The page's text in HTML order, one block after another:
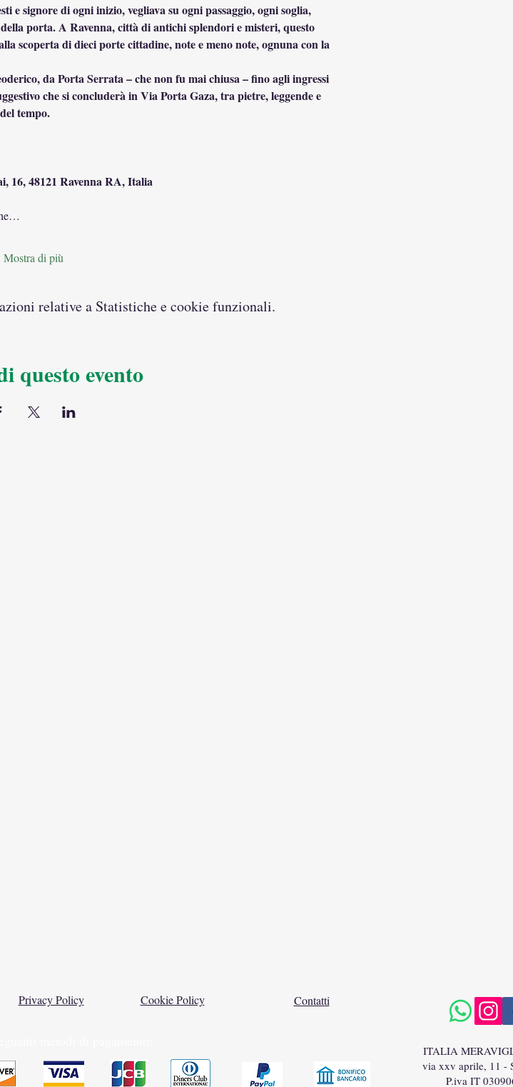
e signore di ogni inizio, vegliava su ogni passaggio, ogni soglia,
porta. A Ravenna, città di antichi splendori e misteri, questo
scoperta di dieci porte cittadine, note e meno note, ognuna con la
da Porta Serrata – che non fu mai chiusa – fino agli ingressi
che si concluderà in Via Porta Gaza, tra pietre, leggende e
tempo.
16, 48121 Ravenna RA, Italia
Mostra di più
relative a Statistiche e cookie funzionali.
questo evento
Privacy Policy Cookie Policy Contatti
ITALIA
via xxv aprile, 11 -
P.iva IT